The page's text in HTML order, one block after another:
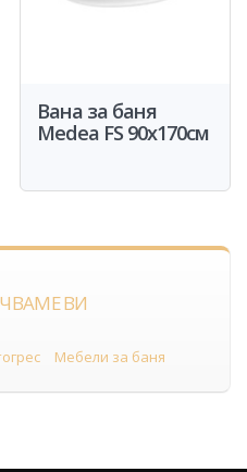
Вана за баня
Medea FS 90x170см
ВИ
Мебели за баня